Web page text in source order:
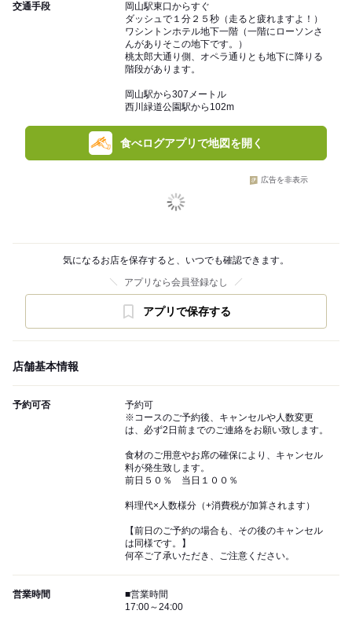
交通手段
岡山駅東口からすぐ
ダッシュで１分２５秒（走ると疲れますよ！）
ワシントンホテル地下一階（一階にローソンさ
んがありそこの地下です。）
桃太郎大通り側、オペラ通りとも地下に降りる
階段があります。
岡山駅から307メートル
西川緑道公園駅から102m
食べログアプリで地図を開く
広告を非表示
気になるお店を保存すると、いつでも確認できます。
アプリなら会員登録なし
アプリで保存する
店舗基本情報
予約可否
予約可
※コースのご予約後、キャンセルや人数変更
は、必ず2日前までのご連絡をお願い致します。
食材のご用意やお席の確保により、キャンセル
料が発生致します。
前日５０％ 当日１００％
料理代×人数様分（+消費税が加算されます）
【前日のご予約の場合も、その後のキャンセル
は同様です。】
何卒ご了承いただき、ご注意ください。
営業時間
■営業時間
17:00～24:00